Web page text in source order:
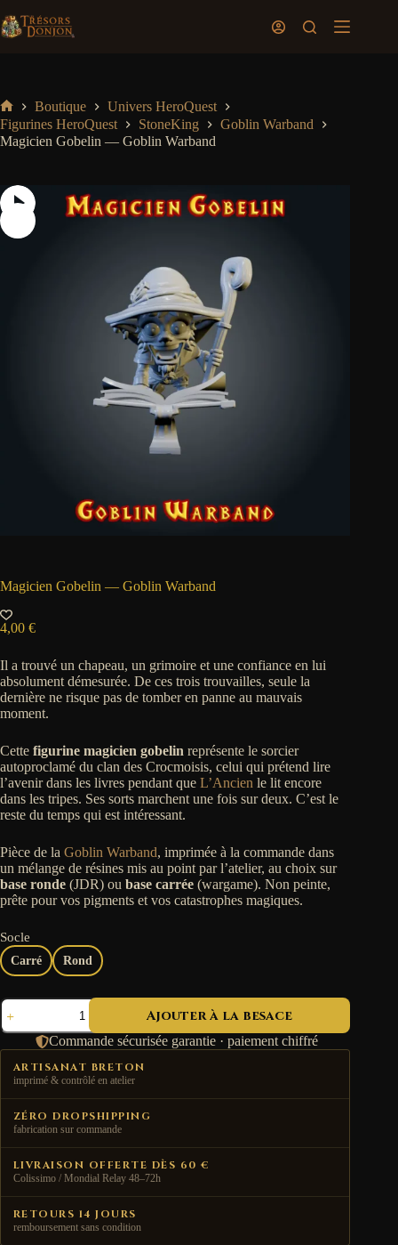
au
contenu
Accueil
Boutique
Univers HeroQuest
Figurines HeroQuest
StoneKing
Goblin Warband
Magicien Gobelin — Goblin Warband
Magicien Gobelin — Goblin Warband
4,00 €
Il a trouvé un chapeau, un grimoire et une confiance en lui
absolument démesurée. De ces trois trouvailles, seule la
dernière ne risque pas de tomber en panne au mauvais
moment.
Cette figurine magicien gobelin représente le sorcier
autoproclamé du clan des Crocmoisis, celui qui prétend lire
l’avenir dans les livres pendant que L’Ancien le lit encore
dans les tripes. Ses sorts marchent une fois sur deux. C’est le
reste du temps qui est intéressant.
Pièce de la Goblin Warband, imprimée à la commande dans
un mélange de résines mis au point par l’atelier, au choix sur
base ronde (JDR) ou base carrée (wargame). Non peinte,
prête pour vos pigments et vos catastrophes magiques.
Socle
Carré Rond
quantité
de
Magicien
Gobelin
Goblin
Ajouter à la besace
Commande sécurisée garantie · paiement chiffré
ARTISANAT BRETON
imprimé & contrôlé en atelier
ZÉRO DROPSHIPPING
fabrication sur commande
LIVRAISON OFFERTE DÈS 60 €
Colissimo / Mondial Relay 48–72h
RETOURS 14 JOURS
remboursement sans condition